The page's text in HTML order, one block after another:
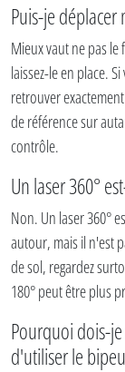
Puis-je
Mieux vaut ne pas
laissez-le en place.
retrouver
de référence sur
contrôle.
Un laser 360°
Non. Un laser 360°
autour, mais il n'est
de sol, regardez
180° peut être plus
Pourquoi dois-
d'utiliser le